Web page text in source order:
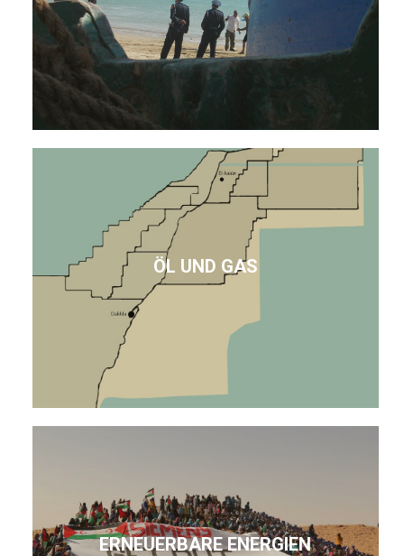
ÖL UND GAS
ERNEUERBARE ENERGIEN